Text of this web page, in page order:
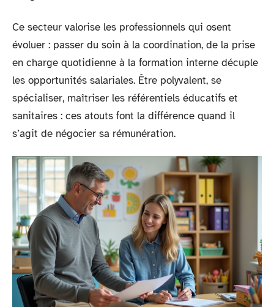
Ce secteur valorise les professionnels qui osent
évoluer : passer du soin à la coordination, de la prise
en charge quotidienne à la formation interne décuple
les opportunités salariales. Être polyvalent, se
spécialiser, maîtriser les référentiels éducatifs et
sanitaires : ces atouts font la différence quand il
s’agit de négocier sa rémunération.